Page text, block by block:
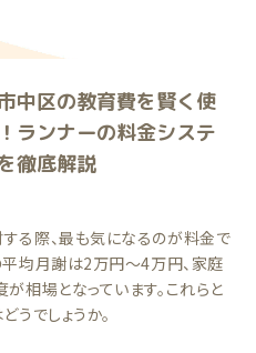
中区の教育費を賢く使
ランナーの料金システ
徹底解説
る際、最も気になるのが料金で
平均月謝は2万円〜4万円、家庭
相場となっています。これらと
うでしょうか。